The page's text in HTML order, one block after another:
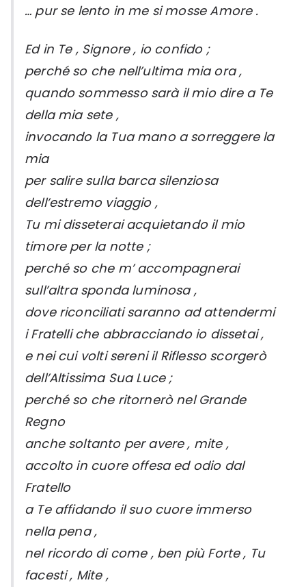
… pur se lento in me si mosse Amore .
Ed in Te , Signore , io confido ;
perché so che nell’ultima mia ora ,
quando sommesso sarà il mio dire a Te
della mia sete ,
invocando la Tua mano a sorreggere la
mia
per salire sulla barca silenziosa
dell’estremo viaggio ,
Tu mi disseterai acquietando il mio
timore per la notte ;
perché so che m’ accompagnerai
sull’altra sponda luminosa ,
dove riconciliati saranno ad attendermi
i Fratelli che abbracciando io dissetai ,
e nei cui volti sereni il Riflesso scorgerò
dell’Altissima Sua Luce ;
perché so che ritornerò nel Grande
Regno
anche soltanto per avere , mite ,
accolto in cuore offesa ed odio dal
Fratello
a Te affidando il suo cuore immerso
nella pena ,
nel ricordo di come , ben più Forte , Tu
facesti , Mite ,